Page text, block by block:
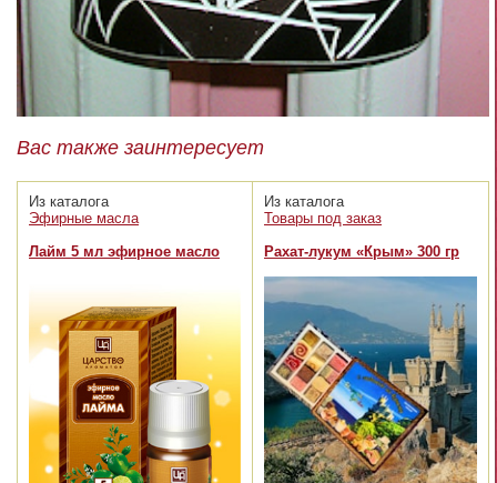
Вас также заинтересует
Из каталога
Эфирные масла
Лайм 5 мл эфирное масло
Из каталога
Товары под заказ
Рахат-лукум «Крым» 300 гр